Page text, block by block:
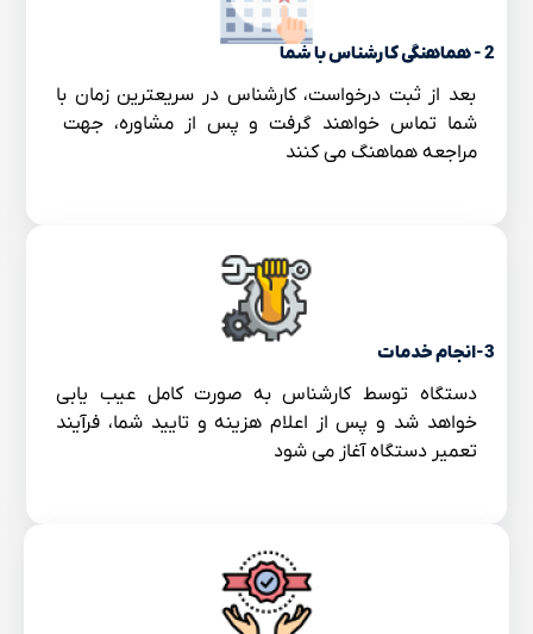
2 - هماهنگی کارشناس با شما
بعد از ثبت درخواست، کارشناس در سریعترین زمان با
شما تماس خواهند گرفت و پس از مشاوره، جهت
مراجعه هماهنگ می کنند
3-انجام خدمات
دستگاه توسط کارشناس به صورت کامل عیب یابی
خواهد شد و پس از اعلام هزینه و تایید شما، فرآیند
تعمیر دستگاه آغاز می شود